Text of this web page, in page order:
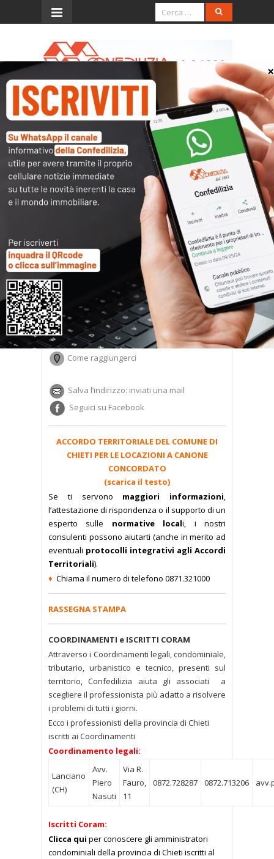
Menu
Confedilizia Chieti
Il punto di riferimento per tutte le questioni che
riguardano lacasae gli immobiliin genere:
condominio,affitti compravendite ,
tasse
, catasto
Chieti – Corso Marrucino, 182 – tel. 0871.321000
Daniela Sebastiani
Come raggiungerci
Salva l’indirizzo: inviati una mail
Seguici su Facebook
ACCORDO TERRITORIALE DEL COMUNE DI
CHIETI PER LE LOCAZIONI A CANONE
CONCORDATO
(scarica il testo)
Se ti servono maggiori informazioni,
l’attestazione di rispondenza o il supporto di un
esperto sulle normative locali, i nostri
consulenti possono aiutarti (anche in merito ad
eventuali protocolli integrativi agli Accordi
Territoriali).
♦ Chiama il numero di telefono 0871.321000
RASSEGNA STAMPA
COORDINAMENTI e ISCRITTI CORAM
Attraverso i Coordinamenti legali, condominiale,
tributario, urbanistico e tecnico, presenti sul
territorio, Confedilizia aiuta gli associati a
scegliere il professionista più adatto a risolvere
i problemi di tutti i giorni.
Ecco i professionisti della provincia di Chieti
iscritti ai Coordinamenti
Coordinamento legali:
Lanciano
(CH)
Avv.
Piero
Nasuti
Via R.
Fauro,
11
0872.728287 0872.713206
Iscritti Coram:
Clicca qui per conoscere gli amministratori
condominiali della provincia di Chieti iscritti al